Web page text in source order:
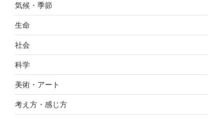
気候・季節
生命
社会
科学
美術・アート
考え方・感じ方